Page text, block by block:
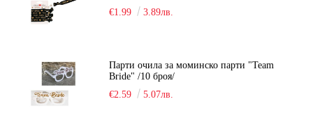
€1.99
3.89лв.
Парти очила за моминско парти "Team
Bride" /10 броя/
€2.59
5.07лв.